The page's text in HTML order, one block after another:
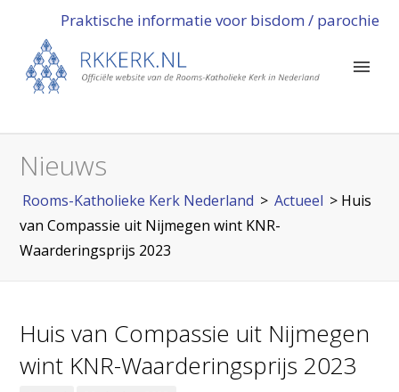
Praktische informatie voor bisdom / parochie
Nieuws
Rooms-Katholieke Kerk Nederland > Actueel > Huis
van Compassie uit Nijmegen wint KNR-
Waarderingsprijs 2023
Huis van Compassie uit Nijmegen
wint KNR-Waarderingsprijs 2023